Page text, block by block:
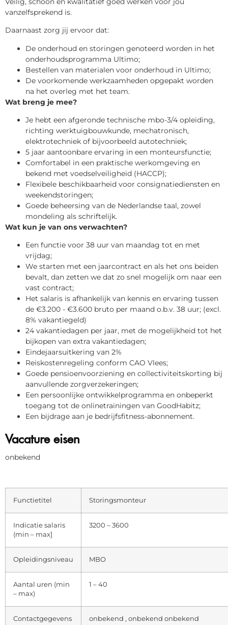
vanzelfsprekend is.
Daarnaast zorg jij ervoor dat:
De onderhoud en storingen genoteerd worden in het
onderhoudsprogramma Ultimo;
Bestellen van materialen voor onderhoud in Ultimo;
De voorkomende werkzaamheden opgepakt worden
na het overleg met het team.
Wat breng je mee?
Je hebt een afgeronde technische mbo-3/4 opleiding,
richting werktuigbouwkunde, mechatronisch,
elektrotechniek of bijvoorbeeld autotechniek;
5 jaar aantoonbare ervaring in een monteursfunctie;
Comfortabel in een praktische werkomgeving en
bekend met voedselveiligheid (HACCP);
Flexibele beschikbaarheid voor consignatiediensten en
weekendstoringen;
Goede beheersing van de Nederlandse taal, zowel
mondeling als schriftelijk.
Wat kun je van ons verwachten?
Een functie voor 38 uur van maandag tot en met
vrijdag;
We starten met een jaarcontract en als het ons beiden
bevalt, dan zetten we dat zo snel mogelijk om naar een
vast contract;
Het salaris is afhankelijk van kennis en ervaring tussen
de €3.200 - €3.600 bruto per maand o.b.v. 38 uur; (excl.
8% vakantiegeld)
24 vakantiedagen per jaar, met de mogelijkheid tot het
bijkopen van extra vakantiedagen;
Eindejaarsuitkering van 2%
Reiskostenregeling conform CAO Vlees;
Goede pensioenvoorziening en collectiviteitskorting bij
aanvullende zorgverzekeringen;
Een persoonlijke ontwikkelprogramma en onbeperkt
toegang tot de onlinetrainingen van GoodHabitz;
Een bijdrage aan je bedrijfsfitness-abonnement.
Vacature eisen
onbekend
Functietitel Storingsmonteur
Indicatie salaris
(min – max]
3200 – 3600
Opleidingsniveau MBO
Aantal uren (min
– max)
1 – 40
Contactgegevens onbekend , onbekend onbekend